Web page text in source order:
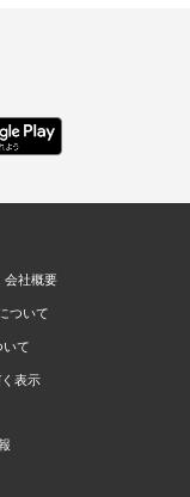
会社概要
ついて
いて
表示